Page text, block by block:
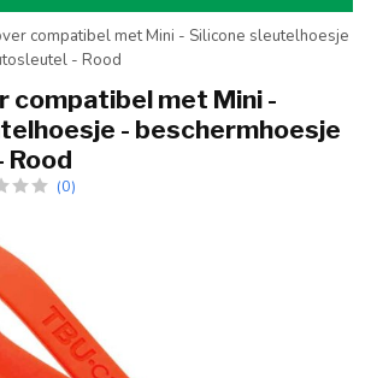
compatibel met Mini - Silicone sleutelhoesje
- Rood
compatibel met Mini -
- beschermhoesje
(0)